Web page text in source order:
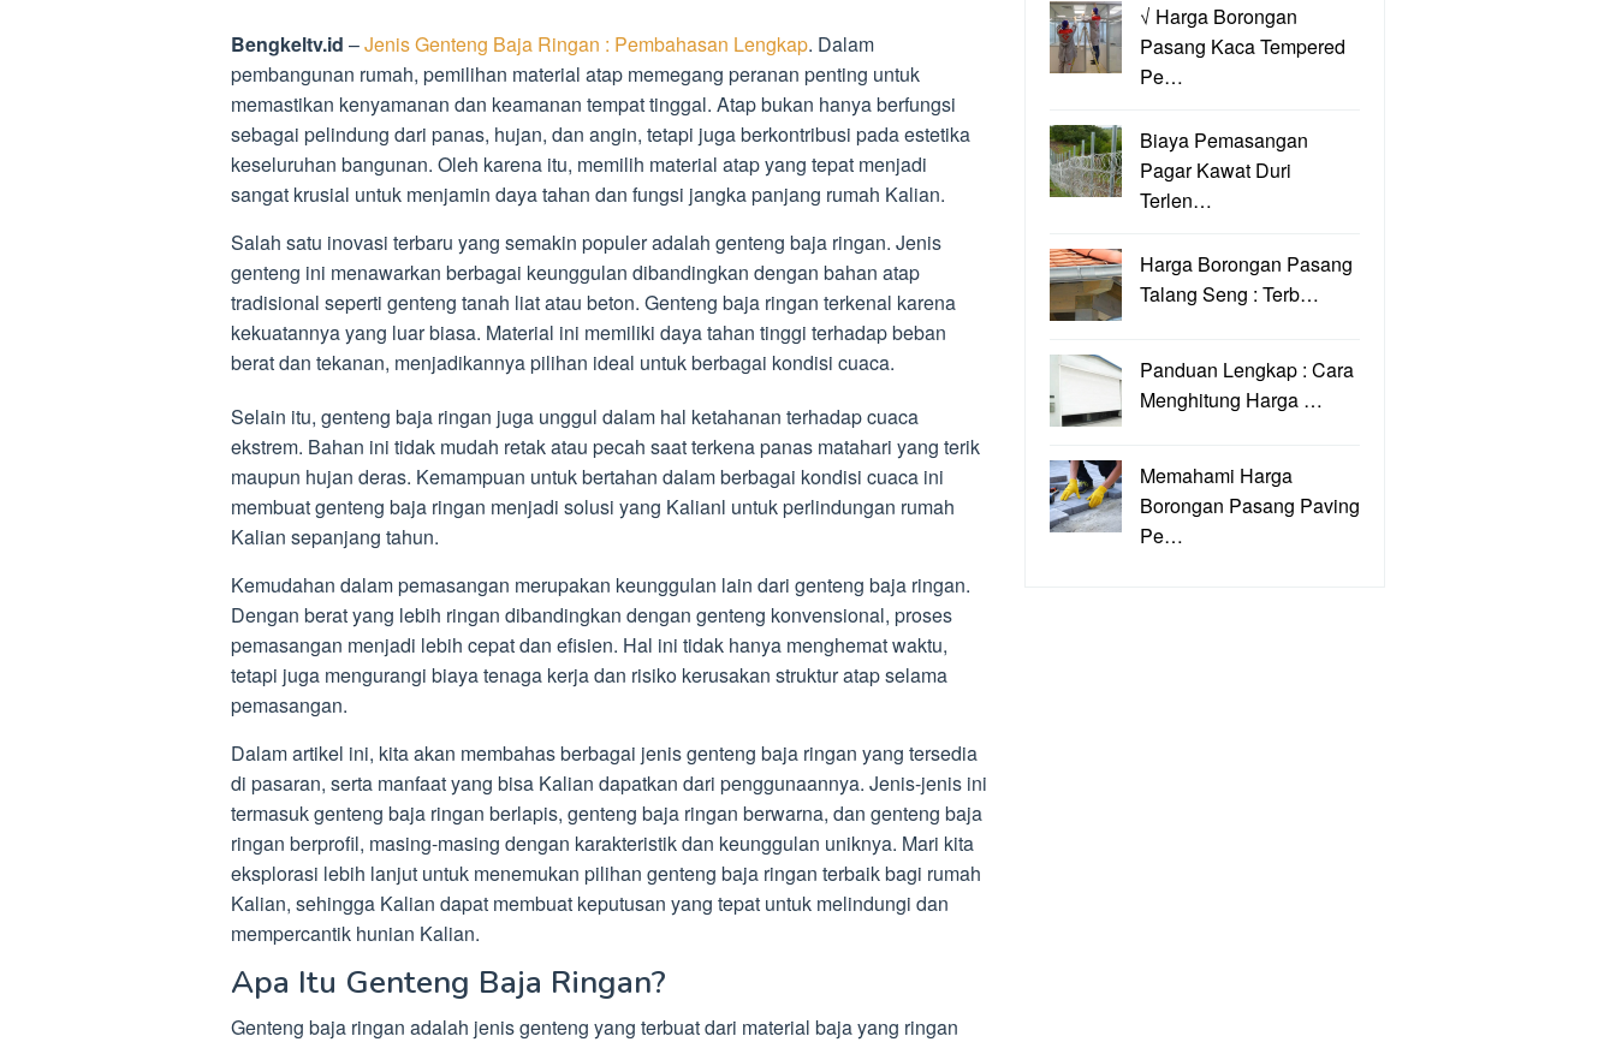
Bengkeltv.id –Jenis Genteng Baja Ringan : Pembahasan Lengkap. Dalam
pembangunan rumah, pemilihan material atap memegang peranan penting untuk
memastikan kenyamanan dan keamanan tempat tinggal. Atap bukan hanya berfungsi
sebagai pelindung dari panas, hujan, dan angin, tetapi juga berkontribusi pada estetika
keseluruhan bangunan. Oleh karena itu, memilih material atap yang tepat menjadi
sangat krusial untuk menjamin daya tahan dan fungsi jangka panjang rumah Kalian.
Salah satu inovasi terbaru yang semakin populer adalah genteng baja ringan. Jenis
genteng ini menawarkan berbagai keunggulan dibandingkan dengan bahan atap
tradisional seperti genteng tanah liat atau beton. Genteng baja ringan terkenal karena
kekuatannya yang luar biasa. Material ini memiliki daya tahan tinggi terhadap beban
berat dan tekanan, menjadikannya pilihan ideal untuk berbagai kondisi cuaca.
Selain itu, genteng baja ringan juga unggul dalam hal ketahanan terhadap cuaca
ekstrem. Bahan ini tidak mudah retak atau pecah saat terkena panas matahari yang terik
maupun hujan deras. Kemampuan untuk bertahan dalam berbagai kondisi cuaca ini
membuat genteng baja ringan menjadi solusi yang Kalianl untuk perlindungan rumah
Kalian sepanjang tahun.
Kemudahan dalam pemasangan merupakan keunggulan lain dari genteng baja ringan.
Dengan berat yang lebih ringan dibandingkan dengan genteng konvensional, proses
pemasangan menjadi lebih cepat dan efisien. Hal ini tidak hanya menghemat waktu,
tetapi juga mengurangi biaya tenaga kerja dan risiko kerusakan struktur atap selama
pemasangan.
Dalam artikel ini, kita akan membahas berbagai jenis genteng baja ringan yang tersedia
di pasaran, serta manfaat yang bisa Kalian dapatkan dari penggunaannya. Jenis-jenis ini
termasuk genteng baja ringan berlapis, genteng baja ringan berwarna, dan genteng baja
ringan berprofil, masing-masing dengan karakteristik dan keunggulan uniknya. Mari kita
eksplorasi lebih lanjut untuk menemukan pilihan genteng baja ringan terbaik bagi rumah
Kalian, sehingga Kalian dapat membuat keputusan yang tepat untuk melindungi dan
mempercantik hunian Kalian.
Apa Itu Genteng Baja Ringan?
Genteng baja ringan adalah jenis genteng yang terbuat dari material baja yang ringan
√ Harga Borongan
Pasang Kaca Tempered
Pe…
Biaya Pemasangan
Pagar Kawat Duri
Terlen…
Harga Borongan Pasang
Talang Seng : Terb…
Panduan Lengkap : Cara
Menghitung Harga …
Memahami Harga
Borongan Pasang Paving
Pe…